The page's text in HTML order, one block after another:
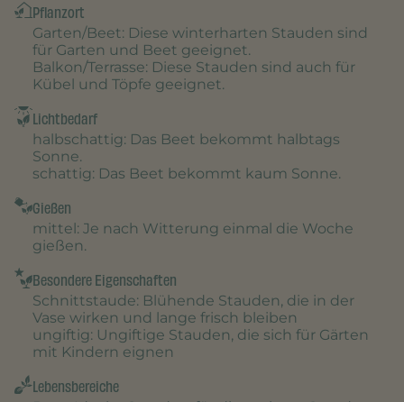
Pflanzort
Garten/Beet: Diese winterharten Stauden sind
für Garten und Beet geeignet.
Balkon/Terrasse: Diese Stauden sind auch für
Kübel und Töpfe geeignet.
Lichtbedarf
halbschattig: Das Beet bekommt halbtags
Sonne.
schattig: Das Beet bekommt kaum Sonne.
Gießen
mittel : Je nach Witterung einmal die Woche
gießen.
Besondere Eigenschaften
Schnittstaude: Blühende Stauden, die in der
Vase wirken und lange frisch bleiben
ungiftig: Ungiftige Stauden, die sich für Gärten
mit Kindern eignen
Lebensbereiche